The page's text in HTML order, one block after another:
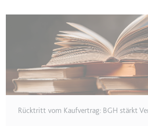
__Secure-ROLLOUT_TOKEN
Anbieter:
youtube.com
Zweck:
Wird verwendet, um die
Interaktion der Nutzer
eingebetteten Inhalten
Rücktritt vom Kaufvertrag: BGH stärkt